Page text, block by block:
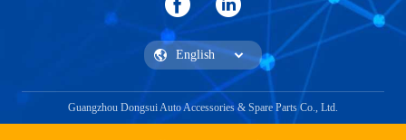
Guangzhou Dongsui Auto Accessories & Spare Parts Co., Ltd.